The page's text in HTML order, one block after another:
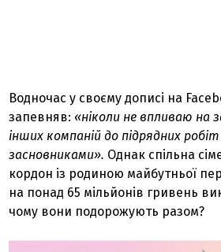
Водночас у своєму дописі на
запевняв:«ніколи не впливаю на
інших компаній до підрядних робіт
засновниками». Однак спільна
кордон із родиною майбутньої
на понад 65 мільйонів гривень
чому вони подорожують разом?